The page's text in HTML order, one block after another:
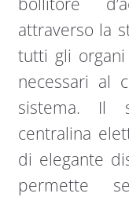
attraverso la
tutti gli
necessari al
sistema. Il
centralina
di elegante
permette